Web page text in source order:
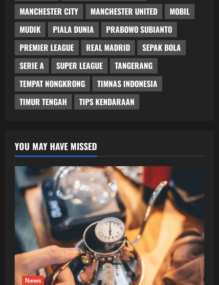
MANCHESTER CITY
MANCHESTER UNITED
MOBIL
MUDIK
PIALA DUNIA
PRABOWO SUBIANTO
PREMIER LEAGUE
REAL MADRID
SEPAK BOLA
SERIE A
SUPER LEAGUE
TANGERANG
TEMPAT NONGKRONG
TIMNAS INDONESIA
TIMUR TENGAH
TIPS KENDARAAN
YOU MAY HAVE MISSED
News